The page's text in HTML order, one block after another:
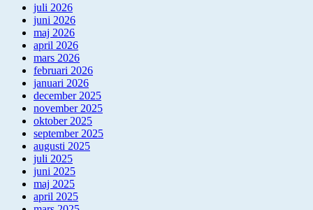
juli 2026
juni 2026
maj 2026
april 2026
mars 2026
februari 2026
januari 2026
december 2025
november 2025
oktober 2025
september 2025
augusti 2025
juli 2025
juni 2025
maj 2025
april 2025